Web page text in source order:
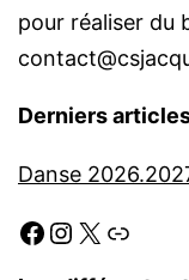
pour réaliser du
Derniers
Danse
Facebook
Instagram
X Link